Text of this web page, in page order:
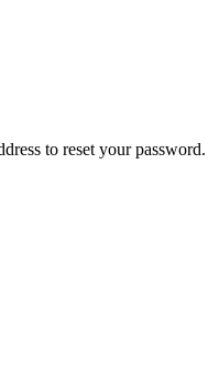
to reset your password.